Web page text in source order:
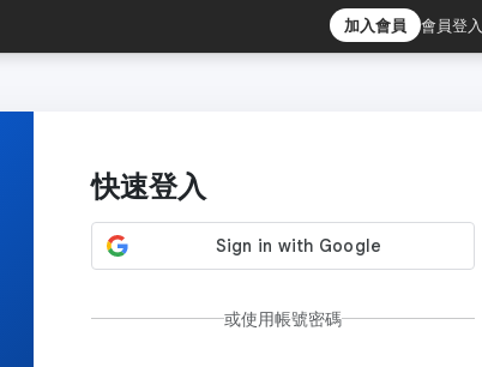
加入會員 會員登入
快速登入
或使用帳號密碼